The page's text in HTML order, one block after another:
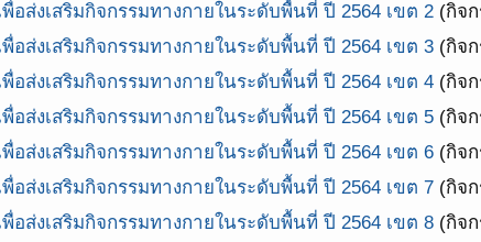
ส่งเสริมกิจกรรมทางกายในระดับพื้นที่ ปี 2564 เขต 2 (กิจ
ส่งเสริมกิจกรรมทางกายในระดับพื้นที่ ปี 2564 เขต 3 (กิจ
ส่งเสริมกิจกรรมทางกายในระดับพื้นที่ ปี 2564 เขต 4 (กิจ
ส่งเสริมกิจกรรมทางกายในระดับพื้นที่ ปี 2564 เขต 5 (กิจ
ส่งเสริมกิจกรรมทางกายในระดับพื้นที่ ปี 2564 เขต 6 (กิจ
ส่งเสริมกิจกรรมทางกายในระดับพื้นที่ ปี 2564 เขต 7 (กิจ
ส่งเสริมกิจกรรมทางกายในระดับพื้นที่ ปี 2564 เขต 8 (กิจ